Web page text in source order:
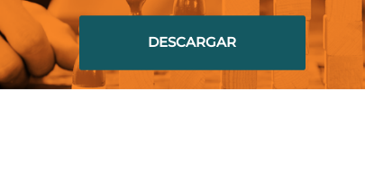
DESCARGAR